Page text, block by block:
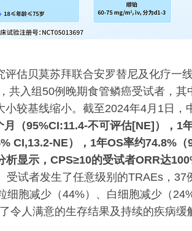
评估贝莫苏拜联合安罗替尼及化疗一
共入组50例晚期食管鳞癌受试者，
小较基线缩小。截至2024年4月1日
月（95%CI:11.4-不可评估[NE]），1
CI,13.2-NE），1年OS率约74.8%
析显示，CPS≥10的受试者ORR达
受试者发生了任意级别的TRAEs，
细胞减少（44%）、白细胞减少（
了令人满意的生存结果及持续的疾病